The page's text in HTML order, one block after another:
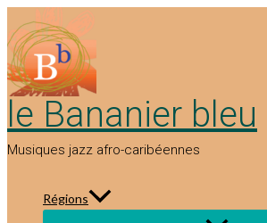
au
contenu
le Bananier bleu
Musiques jazz afro-caribéennes
Régions